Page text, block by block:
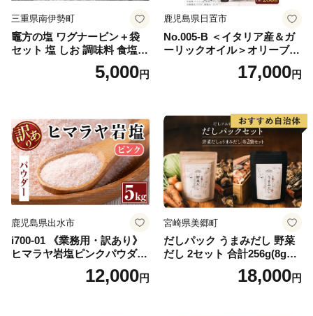
三重県南伊勢町
竈方の塩 ワグナービン＋袋
セット 塩 しお 調味料 食塩
天然 ミネラル 調味料 ソルト
salt 料理 味付 おにぎり 三重
5,000円
鹿児島県日置市
No.005-B ＜イタリア産＆ガ
ーリックオイル＞オリーブオ
イルセット(200ml×2本) 日置
市 特産品 調味料 油 エキスト
ブ】
17,000円
鹿児島県出水市
i700-01 《業務用・訳あり》
ヒマラヤ岩塩ピンクパウダー
タイプ(5kg) 岩塩 塩 調味料
しお 保存料不使用 天然 パウ
12,000円
宮崎県美郷町
だしパック うまみだし 野菜
だし 2セット 合計256g(8g×8
パック×2種×2セット) [岡田商
店 宮崎県 美郷町 31ac0069]
18,000円